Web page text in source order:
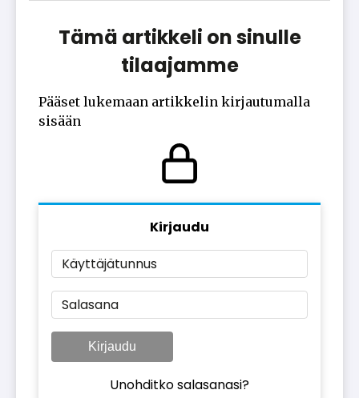
Tämä artikkeli on sinulle
tilaajamme
Pääset lukemaan artikkelin kirjautumalla
sisään
Kirjaudu
Käyttäjätunnus
Salasana
Kirjaudu
Unohditko salasanasi?